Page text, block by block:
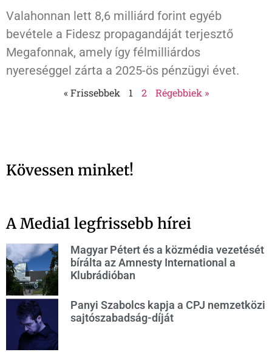
Valahonnan lett 8,6 milliárd forint egyéb
bevétele a Fidesz propagandáját terjesztő
Megafonnak, amely így félmilliárdos
nyereséggel zárta a 2025-ös pénzügyi évet.
« Frissebbek 1 2 Régebbiek »
Kövessen minket!
A Media1 legfrissebb hírei
Magyar Pétert és a közmédia vezetését
bírálta az Amnesty International a
Klubrádióban
Panyi Szabolcs kapja a CPJ nemzetközi
sajtószabadság-díját